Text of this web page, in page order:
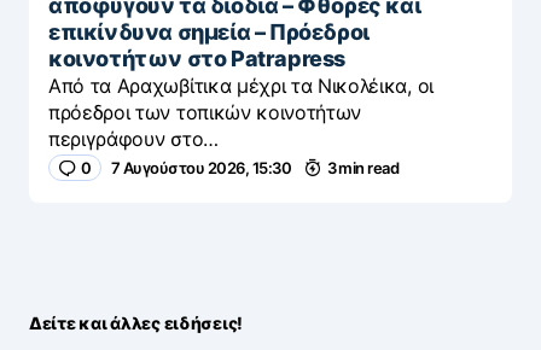
αποφύγουν τα διόδια – Φθορές και
επικίνδυνα σημεία – Πρόεδροι
κοινοτήτων στο Patrapress
Από τα Αραχωβίτικα μέχρι τα Νικολέικα, οι
πρόεδροι των τοπικών κοινοτήτων
περιγράφουν στο…
0 7 Αυγούστου 2026, 15:30 3 min read
Δείτε και άλλες ειδήσεις!